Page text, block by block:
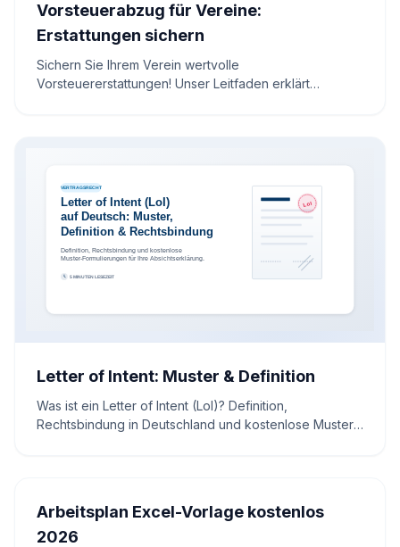
Vorsteuerabzug für Vereine:
Erstattungen sichern
Sichern Sie Ihrem Verein wertvolle
Vorsteuererstattungen! Unser Leitfaden erklärt
Letter of Intent: Muster & Definition
Was ist ein Letter of Intent (LoI)? Definition,
Rechtsbindung in Deutschland und kostenlose Muster-
Arbeitsplan Excel-Vorlage kostenlos
2026